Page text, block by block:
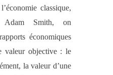
l’économie classique,
Adam Smith,on
économiques
valeur objective : le
la valeur d’une